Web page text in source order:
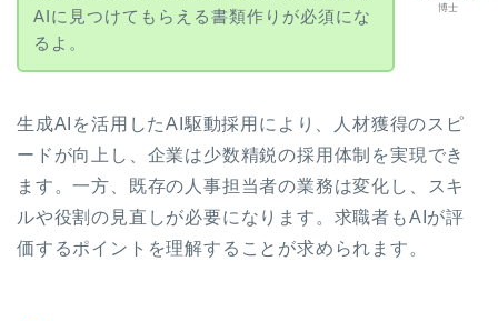
博士
AIに見つけてもらえる書類作りが必須にな
るよ。
生成AIを活用したAI駆動採用により、人材獲得のスピ
ードが向上し、企業は少数精鋭の採用体制を実現でき
ます。一方、既存の人事担当者の業務は変化し、スキ
ルや役割の見直しが必要になります。求職者もAIが評
価するポイントを理解することが求められます。